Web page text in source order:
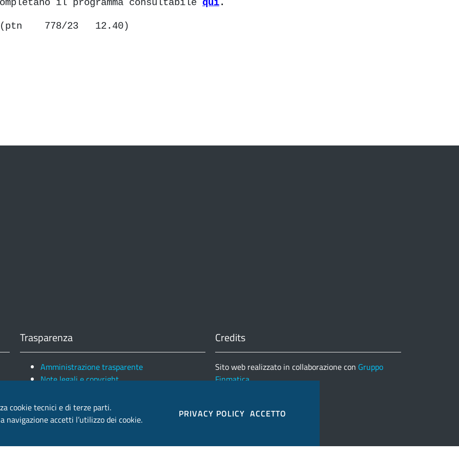
il programma consultabile qui.
778/23 12.40)
Trasparenza
Amministrazione trasparente
Note legali e copyright
Credits
Sito web realizzato in collaborazione con Gruppo
Finmatica
cookie tecnici e di terze parti.
navigazione accetti l’utilizzo dei cookie.
PRIVACY POLICY ACCETTO